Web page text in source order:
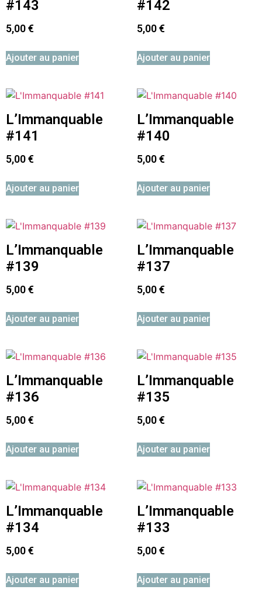
#143
5,00€
Ajouter au panier
#142
5,00€
Ajouter au panier
L’Immanquable
#141
5,00€
Ajouter au panier
L’Immanquable
#140
5,00€
Ajouter au panier
L’Immanquable
#139
5,00€
Ajouter au panier
L’Immanquable
#137
5,00€
Ajouter au panier
L’Immanquable
#136
5,00€
Ajouter au panier
L’Immanquable
#135
5,00€
Ajouter au panier
L’Immanquable
#134
5,00€
Ajouter au panier
L’Immanquable
#133
5,00€
Ajouter au panier